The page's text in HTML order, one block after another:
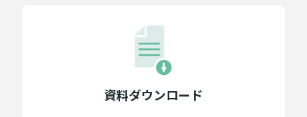
資料ダウンロード